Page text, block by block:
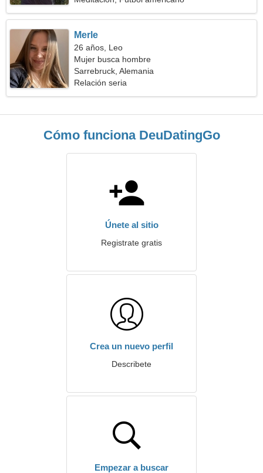
Merle
26 años, Leo
Mujer busca hombre
Sarrebruck, Alemania
Relación seria
Cómo funciona DeuDatingGo
Únete al sitio
Registrate gratis
Crea un nuevo perfil
Describete
Empezar a buscar